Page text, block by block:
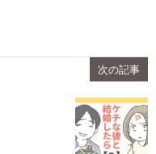
次の記事